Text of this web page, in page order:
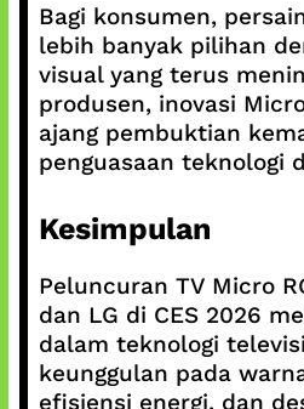
Bagi konsumen,
lebih banyak pilihan
visual yang terus
produsen, inovasi
ajang pembuktian
penguasaan teknologi
Kesimpulan
Peluncuran TV Micro
dan LG di CES 2026
dalam teknologi
keunggulan pada
efisiensi energi, dan